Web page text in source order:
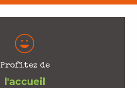
Profitez de
l'accueil